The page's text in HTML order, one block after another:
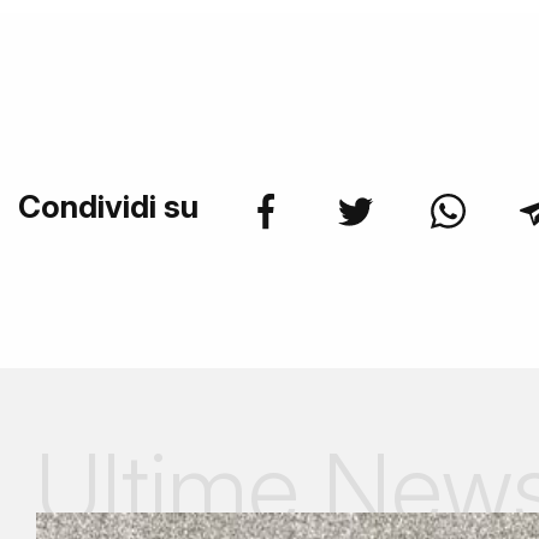
Condividi su
Ultime